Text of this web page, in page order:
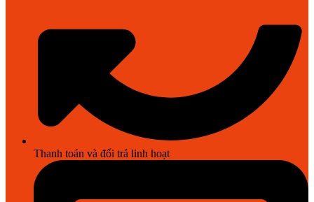
Thanh toán và đổi trả linh hoạt